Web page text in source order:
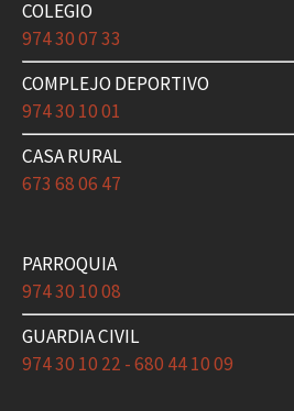
COLEGIO
974 30 07 33
COMPLEJO DEPORTIVO
974 30 10 01
CASA RURAL
673 68 06 47
PARROQUIA
974 30 10 08
GUARDIA CIVIL
974 30 10 22 - 680 44 10 09